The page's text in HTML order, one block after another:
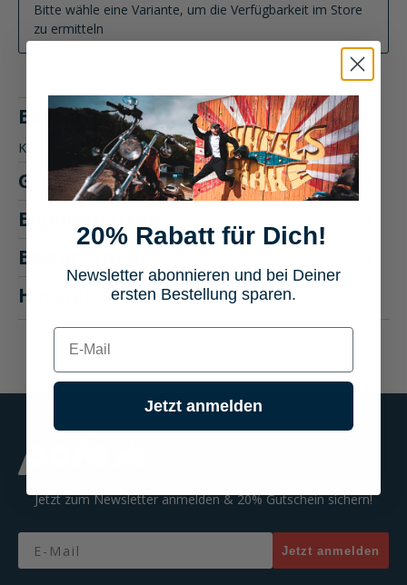
Bitte wähle eine Variante, um die Verfügbarkeit im Store
zu ermitteln
Beschreibung
Kinnbelüftung für den Helm Nexo Integralhelm Basic II
Größentabelle
Eigenschaften
Bewertungen
Hersteller "Nexo"
Jetzt zum Newsletter anmelden & 20% Gutschein sichern!
Email
Jetzt anmelden
20% Rabatt für Dich!
Newsletter abonnieren und bei Deiner
ersten Bestellung sparen.
E-mail
Jetzt anmelden